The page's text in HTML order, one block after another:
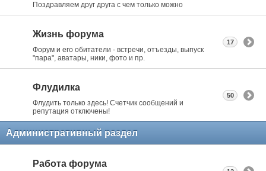
Поздравляем друг друга с чем только можно
Жизнь форума
Форум и его обитатели - встречи, отъезды, выпуск
"пара", аватары, ники, фото и пр.
17
Флудилка
Флудить только здесь! Счетчик сообщений и
репутация отключены!
50
Административный раздел
Работа форума